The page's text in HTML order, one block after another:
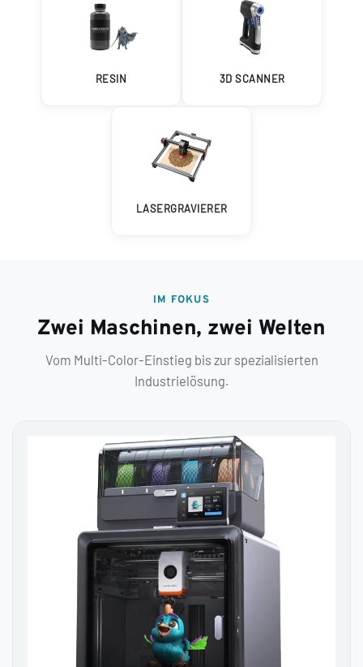
RESIN 3D SCANNER
LASERGRAVIERER
IM FOKUS
Zwei Maschinen, zwei Welten
Vom Multi-Color-Einstieg bis zur spezialisierten
Industrielösung.